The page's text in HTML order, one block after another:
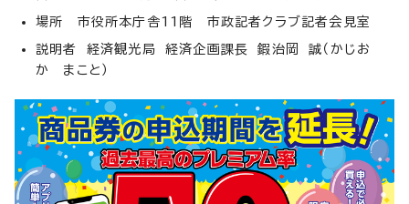
場所 市役所本庁舎11階 市政記者クラブ記者会見室
説明者 経済観光局 経済企画課長 鍜治岡 誠（かじお
か まこと）